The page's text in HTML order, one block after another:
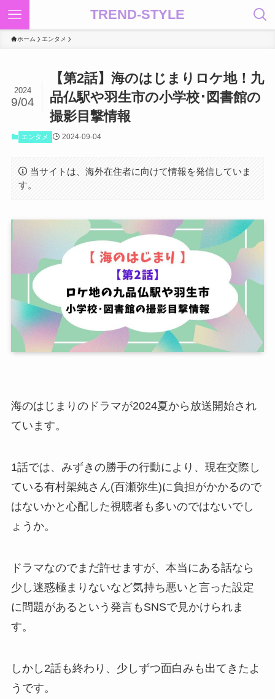
TREND-STYLE
ホーム エンタメ
【第2話】海のはじまりロケ地！九
品仏駅や羽生市の小学校･図書館の
撮影目撃情報
2024
9/04
エンタメ 2024-09-04
当サイトは、海外在住者に向けて情報を発信していま
す。
海のはじまりのドラマが2024夏から放送開始され
ています。
1話では、みずきの勝手の行動により、現在交際し
ている有村架純さん(百瀬弥生)に負担がかかるので
はないかと心配した視聴者も多いのではないでし
ょうか。
ドラマなのでまだ許せますが、本当にある話なら
少し迷惑極まりないなど気持ち悪いと言った設定
に問題があるという発言もSNSで見かけられま
す。
しかし2話も終わり、少しずつ面白みも出てきたよ
うです。